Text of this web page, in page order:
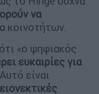
να
κοινοτήτων.
«ο ψηφιακός
ευκαιρίες για
είναι